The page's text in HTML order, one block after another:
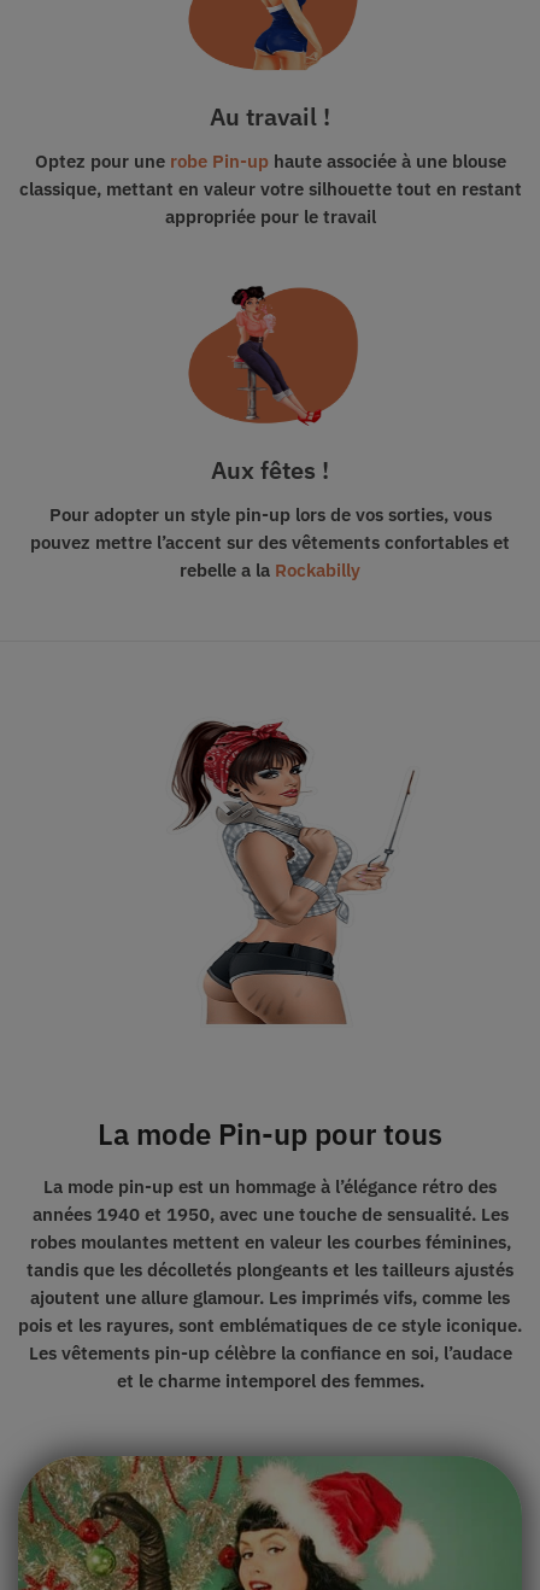
Au travail !
Optez pour une robe Pin-uphaute associée à une blouse
classique, mettant en valeur votre silhouette tout en restant
appropriée pour le travail
Aux fêtes !
Pour adopter un style pin-up lors de vos sorties, vous
pouvez mettre l’accent sur des vêtements confortables et
rebelle a la Rockabilly
La mode Pin-up pour tous
La mode pin-up est un hommage à l’élégance rétro des
années 1940 et 1950, avec une touche de sensualité. Les
robes moulantes mettent en valeur les courbes féminines,
tandis que les décolletés plongeants et les tailleurs ajustés
ajoutent une allure glamour. Les imprimés vifs, comme les
pois et les rayures, sont emblématiques de ce style iconique.
Les vêtements pin-up célèbre la confiance en soi, l’audace
et le charme intemporel des femmes.